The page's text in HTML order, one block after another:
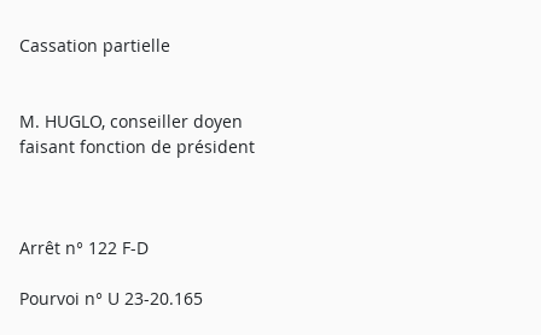
Cassation partielle
M. HUGLO, conseiller doyen
faisant fonction de président
Arrêt n° 122 F-D
Pourvoi n° U 23-20.165